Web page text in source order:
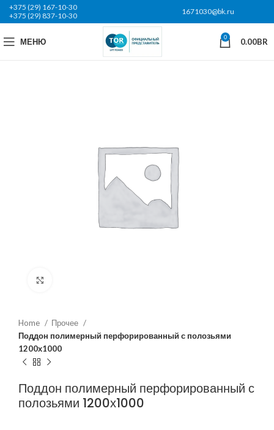
+375 (29) 167-10-30
+375 (29) 837-10-30
1671030@bk.ru
МЕНЮ 0 0.00BR
Home
Прочее
Поддон полимерный перфорированный с полозьями
1200х1000
Поддон полимерный перфорированный с
полозьями 1200х1000